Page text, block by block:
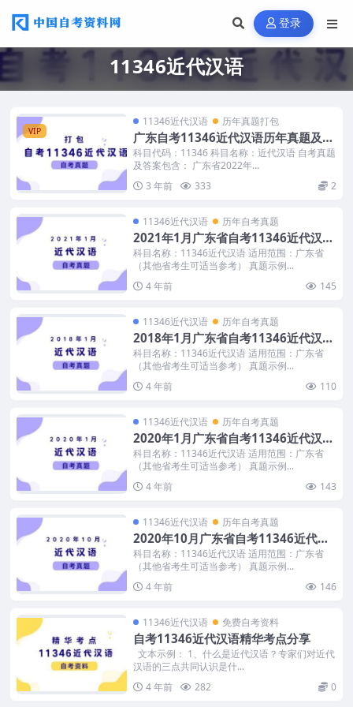
登录
11346近代汉语
VIP
11346近代汉语 历年真题打包
广东自考11346近代汉语历年真题及答
案
科目代码：11346 科目名称：近代汉语 自考真题
及答案包含： 广东省2022年...
3 年前
333 2
11346近代汉语 历年自考真题
2021年1月广东省自考11346近代汉语
真题及答案
科目名称：11346近代汉语 适用范围：广东省
（其他省考生可适当参考） 真题示例...
4 年前
145
11346近代汉语 历年自考真题
2018年1月广东省自考11346近代汉语
真题及答案
科目名称：11346近代汉语 适用范围：广东省
（其他省考生可适当参考） 真题示例...
4 年前
110
11346近代汉语 历年自考真题
2020年1月广东省自考11346近代汉语
真题及答案
科目名称：11346近代汉语 适用范围：广东省
（其他省考生可适当参考） 真题示例...
4 年前
143
11346近代汉语 历年自考真题
2020年10月广东省自考11346近代汉
语真题及答案
科目名称：11346近代汉语 适用范围：广东省
（其他省考生可适当参考） 真题示例...
4 年前
146
11346近代汉语 免费自考资料
自考11346近代汉语精华考点分享
文本示例： 1、什么是近代汉语？专家们对近代
汉语的三点共同认识是什...
4 年前
282 0